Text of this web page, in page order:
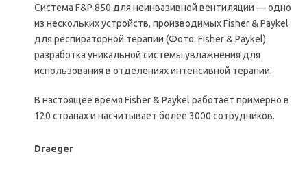
Система F&P 850 для неинвазивной вентиляции — одно
из нескольких устройств, производимых Fisher & Paykel
для респираторной терапии (Фото: Fisher & Paykel)
разработка уникальной системы увлажнения для
использования в отделениях интенсивной терапии.
В настоящее время Fisher & Paykel работает примерно в
120 странах и насчитывает более 3000 сотрудников.
Draeger